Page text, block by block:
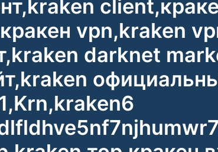
vpn,kraken
darknet